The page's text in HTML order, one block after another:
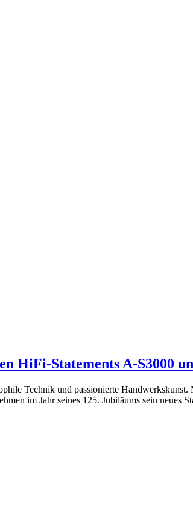
HiFi-Statements A-S3000
Technik und passionierte
im Jahr seines 125. Jubiläums sein neues